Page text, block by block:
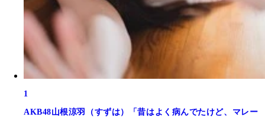
1
AKB48山根涼羽（すずは）「昔はよく病んでたけど、マレー